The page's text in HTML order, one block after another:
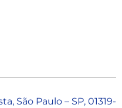
São Paulo – SP, 01319-